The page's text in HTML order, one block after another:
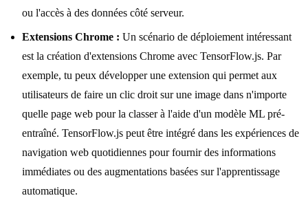
ou l'accès à des données côté serveur.
Extensions Chrome : Un scénario de déploiement intéressant
est la création d'extensions Chrome avec TensorFlow.js. Par
exemple, tu peux développer une extension qui permet aux
utilisateurs de faire un clic droit sur une image dans n'importe
quelle page web pour la classer à l'aide d'un modèle ML pré-
entraîné. TensorFlow.js peut être intégré dans les expériences de
navigation web quotidiennes pour fournir des informations
immédiates ou des augmentations basées sur l'apprentissage
automatique.